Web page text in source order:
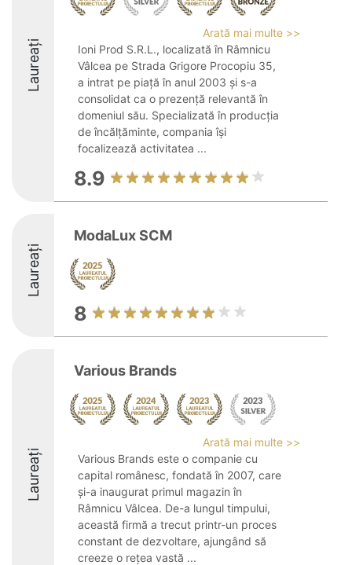
Laureați
Arată mai multe >>
Ioni Prod S.R.L., localizată în Râmnicu
Vâlcea pe Strada Grigore Procopiu 35,
a intrat pe piață în anul 2003 și s-a
consolidat ca o prezență relevantă în
domeniul său. Specializată în producția
de încălțăminte, compania își
focalizează activitatea ...
8.9
Laureați
ModaLux SCM
8
Laureați
Various Brands
Arată mai multe >>
Various Brands este o companie cu
capital românesc, fondată în 2007, care
și-a inaugurat primul magazin în
Râmnicu Vâlcea. De-a lungul timpului,
această firmă a trecut printr-un proces
constant de dezvoltare, ajungând să
creeze o rețea vastă ...